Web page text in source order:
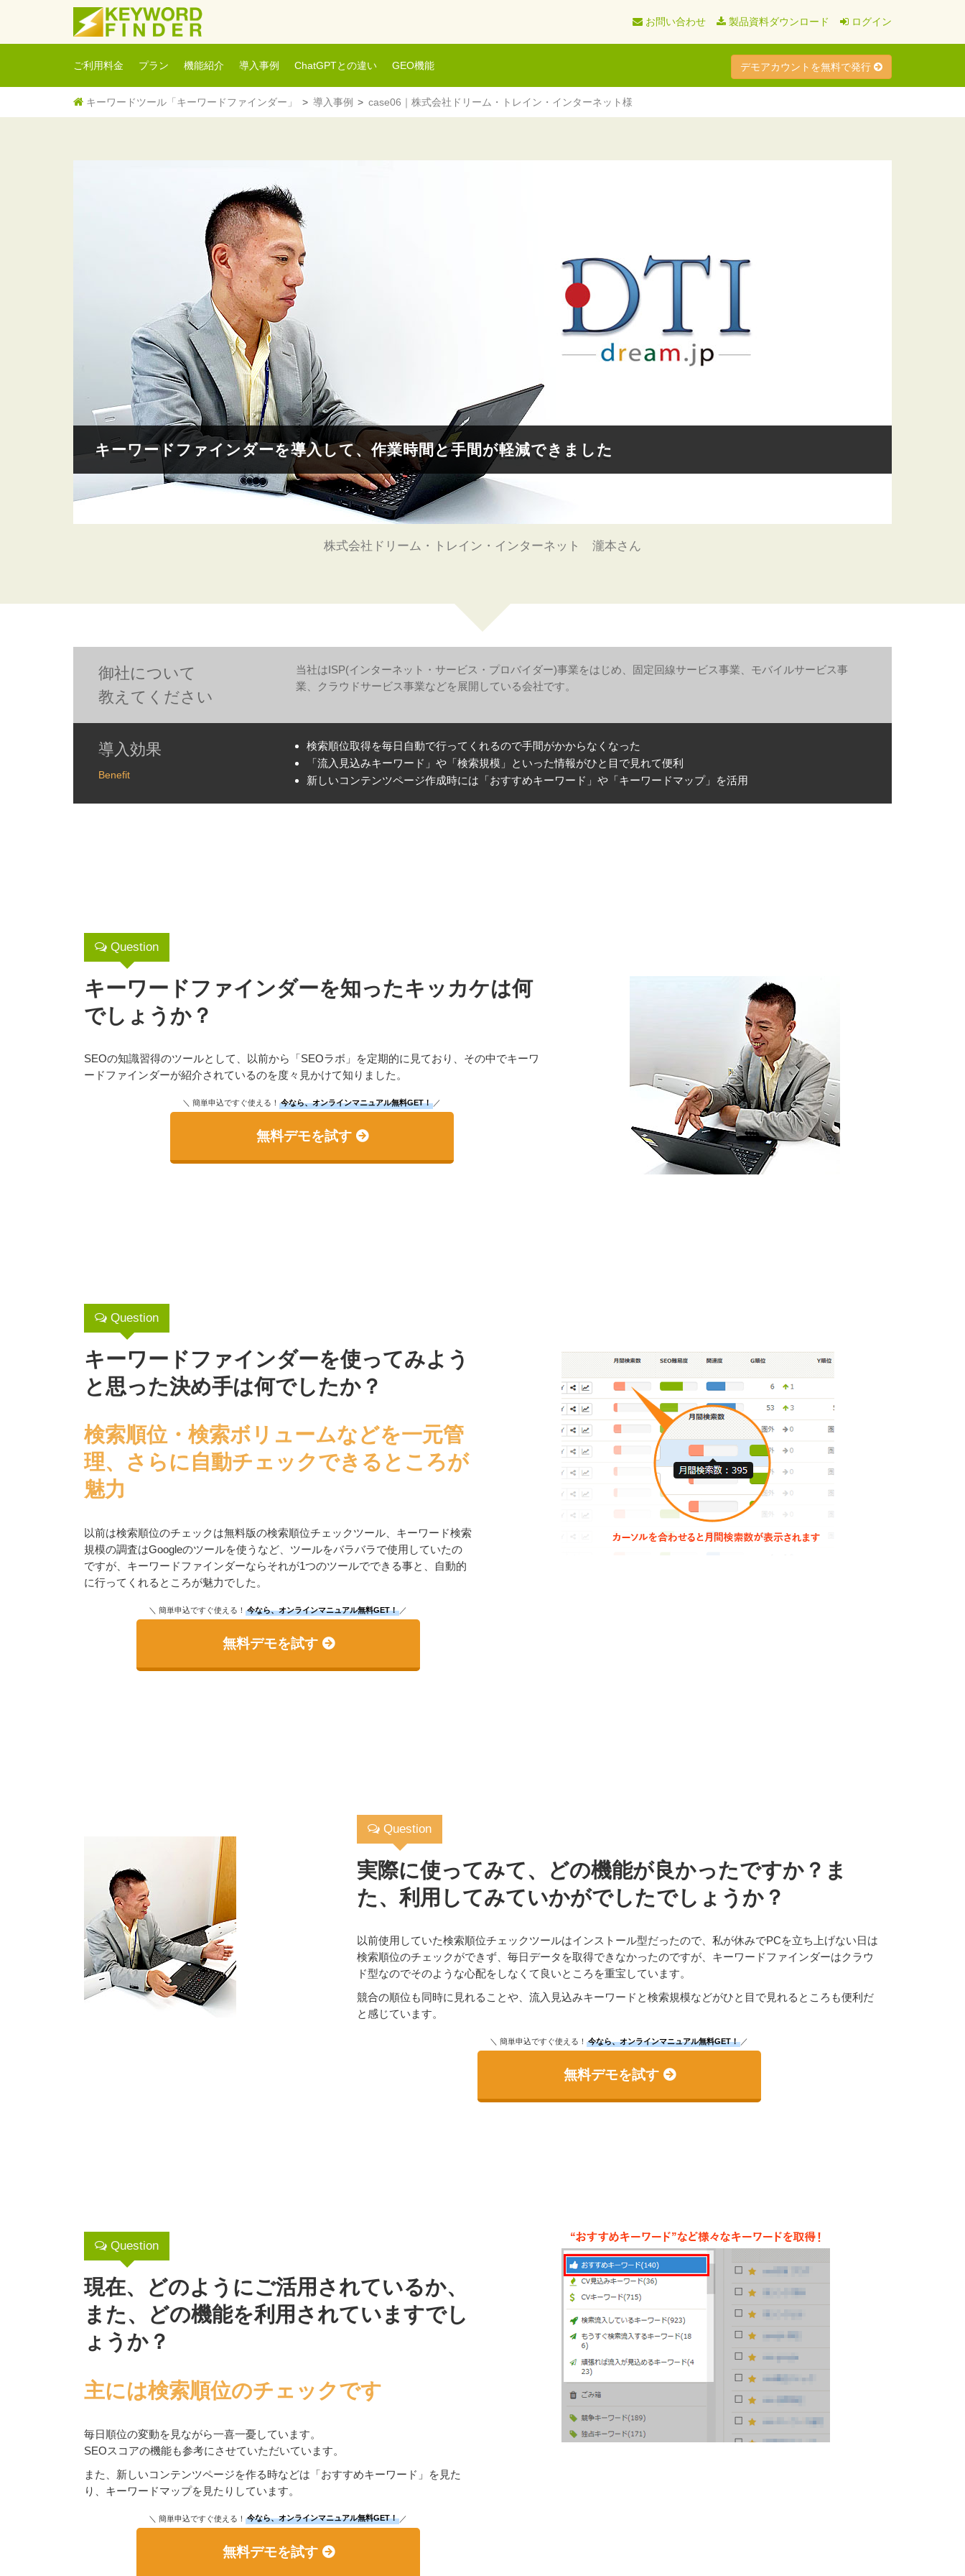
お問い合わせ 製品資料ダウンロード ログイン
ご利用料金 プラン 機能紹介 導入事例 ChatGPTとの違い GEO機能 デモアカウントを無料で発行
キーワードツール「キーワードファインダー」 導入事例 case06｜株式会社ドリーム・トレイン・インターネット様
キーワードファインダーを導入して、作業時間と手間が軽減できました
株式会社ドリーム・トレイン・インターネット 瀧本さん
御社について
教えてください
当社はISP(インターネット・サービス・プロバイダー)事業をはじめ、固定回線サービス事業、モバイルサービス事
業、クラウドサービス事業などを展開している会社です。
導入効果
Benefit
検索順位取得を毎日自動で行ってくれるので手間がかからなくなった
「流入見込みキーワード」や「検索規模」といった情報がひと目で見れて便利
新しいコンテンツページ作成時には「おすすめキーワード」や「キーワードマップ」を活用
Question
キーワードファインダーを知ったキッカケは何
でしょうか？
SEOの知識習得のツールとして、以前から「SEOラボ」を定期的に見ており、その中でキーワ
ードファインダーが紹介されているのを度々見かけて知りました。
＼ 簡単申込ですぐ使える！ 今なら、オンラインマニュアル無料GET！ ／
無料デモを試す
Question
キーワードファインダーを使ってみよう
と思った決め手は何でしたか？
検索順位・検索ボリュームなどを一元管
理、さらに自動チェックできるところが
魅力
以前は検索順位のチェックは無料版の検索順位チェックツール、キーワード検索
規模の調査はGoogleのツールを使うなど、ツールをバラバラで使用していたの
ですが、キーワードファインダーならそれが1つのツールでできる事と、自動的
に行ってくれるところが魅力でした。
＼ 簡単申込ですぐ使える！ 今なら、オンラインマニュアル無料GET！／
無料デモを試す
Question
実際に使ってみて、どの機能が良かったですか？ま
た、利用してみていかがでしたでしょうか？
以前使用していた検索順位チェックツールはインストール型だったので、私が休みでPCを立ち上げない日は
検索順位のチェックができず、毎日データを取得できなかったのですが、キーワードファインダーはクラウ
ド型なのでそのような心配をしなくて良いところを重宝しています。
競合の順位も同時に見れることや、流入見込みキーワードと検索規模などがひと目で見れるところも便利だ
と感じています。
＼ 簡単申込ですぐ使える！ 今なら、オンラインマニュアル無料GET！／
無料デモを試す
Question
現在、どのようにご活用されているか、
また、どの機能を利用されていますでし
ょうか？
主には検索順位のチェックです
毎日順位の変動を見ながら一喜一憂しています。
SEOスコアの機能も参考にさせていただいています。
また、新しいコンテンツページを作る時などは「おすすめキーワード」を見た
り、キーワードマップを見たりしています。
＼ 簡単申込ですぐ使える！ 今なら、オンラインマニュアル無料GET！／
無料デモを試す